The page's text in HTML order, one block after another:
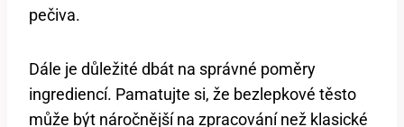
pečiva.
Dále je důležité dbát na správné poměry
ingrediencí. Pamatujte si, že bezlepkové těsto
může být náročnější na zpracování než klasické